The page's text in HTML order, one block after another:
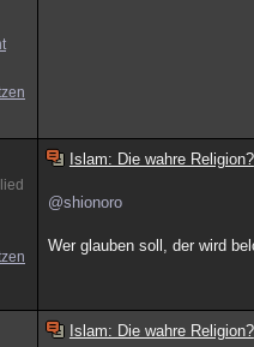
Islam: Die wahre Religion?
@shionoro
Wer glauben soll, der wird
Islam: Die wahre Religion?